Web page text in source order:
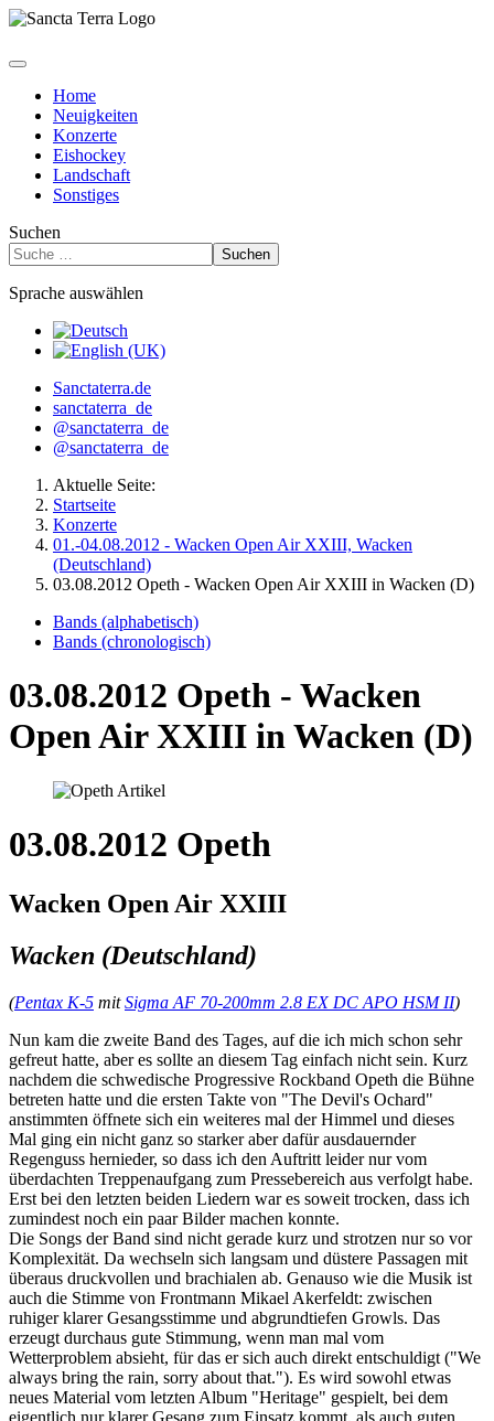
Home
Neuigkeiten
Konzerte
Eishockey
Landschaft
Sonstiges
Suchen
Suchen
Sprache auswählen
Sanctaterra.de
sanctaterra_de
@sanctaterra_de
@sanctaterra_de
Aktuelle Seite:
Startseite
Konzerte
01.-04.08.2012 - Wacken Open Air XXIII, Wacken
(Deutschland)
03.08.2012 Opeth - Wacken Open Air XXIII in Wacken (D)
Bands (alphabetisch)
Bands (chronologisch)
03.08.2012 Opeth - Wacken
Open Air XXIII in Wacken (D)
03.08.2012 Opeth
Wacken Open Air XXIII
Wacken (Deutschland)
(Pentax K-5 mitSigma AF 70-200mm 2.8 EX DC APO HSM II)
Nun kam die zweite Band des Tages, auf die ich mich schon sehr
gefreut hatte, aber es sollte an diesem Tag einfach nicht sein. Kurz
nachdem die schwedische Progressive Rockband Opeth die Bühne
betreten hatte und die ersten Takte von "The Devil's Ochard"
anstimmten öffnete sich ein weiteres mal der Himmel und dieses
Mal ging ein nicht ganz so starker aber dafür ausdauernder
Regenguss hernieder, so dass ich den Auftritt leider nur vom
überdachten Treppenaufgang zum Pressebereich aus verfolgt habe.
Erst bei den letzten beiden Liedern war es soweit trocken, dass ich
zumindest noch ein paar Bilder machen konnte.
Die Songs der Band sind nicht gerade kurz und strotzen nur so vor
Komplexität. Da wechseln sich langsam und düstere Passagen mit
überaus druckvollen und brachialen ab. Genauso wie die Musik ist
auch die Stimme von Frontmann Mikael Akerfeldt: zwischen
ruhiger klarer Gesangsstimme und abgrundtiefen Growls. Das
erzeugt durchaus gute Stimmung, wenn man mal vom
Wetterproblem absieht, für das er sich auch direkt entschuldigt ("We
always bring the rain, sorry about that."). Es wird sowohl etwas
neues Material vom letzten Album "Heritage" gespielt, bei dem
eigentlich nur klarer Gesang zum Einsatz kommt, als auch guten